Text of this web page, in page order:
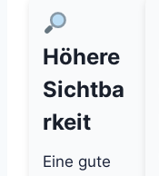
Höhere
Sichtba
rkeit
Eine gute